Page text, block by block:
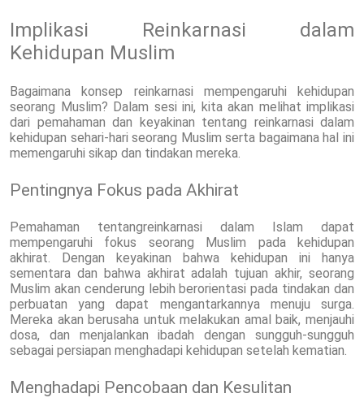
Implikasi Reinkarnasi dalam
Kehidupan Muslim
Bagaimana konsep reinkarnasi mempengaruhi kehidupan
seorang Muslim? Dalam sesi ini, kita akan melihat implikasi
dari pemahaman dan keyakinan tentang reinkarnasi dalam
kehidupan sehari-hari seorang Muslim serta bagaimana hal ini
memengaruhi sikap dan tindakan mereka.
Pentingnya Fokus pada Akhirat
Pemahaman tentangreinkarnasi dalam Islam dapat
mempengaruhi fokus seorang Muslim pada kehidupan
akhirat. Dengan keyakinan bahwa kehidupan ini hanya
sementara dan bahwa akhirat adalah tujuan akhir, seorang
Muslim akan cenderung lebih berorientasi pada tindakan dan
perbuatan yang dapat mengantarkannya menuju surga.
Mereka akan berusaha untuk melakukan amal baik, menjauhi
dosa, dan menjalankan ibadah dengan sungguh-sungguh
sebagai persiapan menghadapi kehidupan setelah kematian.
Menghadapi Pencobaan dan Kesulitan